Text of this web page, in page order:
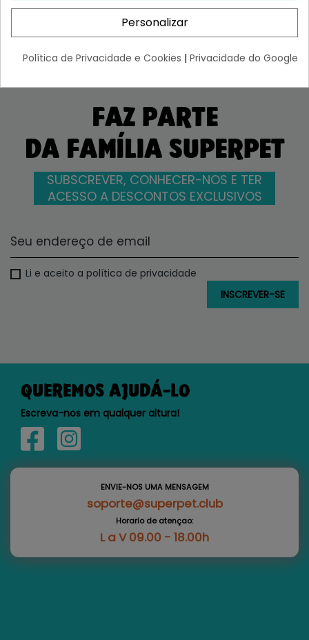
105,04 € 81,62 €
FAZ PARTE
DA FAMÍLIA SUPERPET
SUBSCREVER, CONHECER-NOS E TER
ACESSO A DESCONTOS EXCLUSIVOS
Li e aceito a política de privacidade
QUEREMOS AJUDÁ-LO
Escreva-nos em qualquer altura!
ENVIE-NOS UMA MENSAGEM
soporte@superpet.club
Horario de atençao:
L a V 09.00 - 18.00h
Personalizar
Política de Privacidade e Cookies | Privacidade do Google